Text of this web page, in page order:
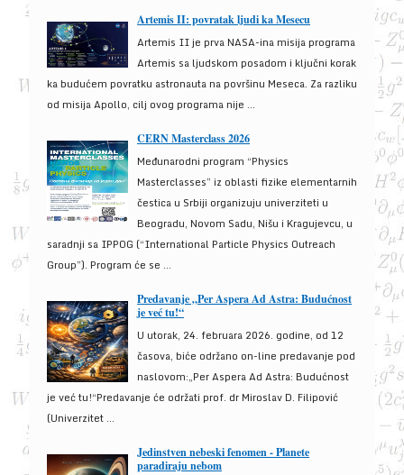
Artemis II: povratak ljudi ka Mesecu
Artemis II je prva NASA-ina misija programa
Artemis sa ljudskom posadom i ključni korak
ka budućem povratku astronauta na površinu Meseca. Za razliku
od misija Apollo, cilj ovog programa nije ...
CERN Masterclass 2026
Međunarodni program “Physics
Masterclasses” iz oblasti fizike elementarnih
čestica u Srbiji organizuju univerziteti u
Beogradu, Novom Sadu, Nišu i Kragujevcu, u
saradnji sa IPPOG (“International Particle Physics Outreach
Group”). Program će se ...
Predavanje „Per Aspera Ad Astra: Budućnost
je već tu!“
U utorak, 24. februara 2026. godine, od 12
časova, biće održano on-line predavanje pod
naslovom:„Per Aspera Ad Astra: Budućnost
je već tu!“Predavanje će održati prof. dr Miroslav D. Filipović
(Univerzitet ...
Jedinstven nebeski fenomen - Planete
paradiraju nebom